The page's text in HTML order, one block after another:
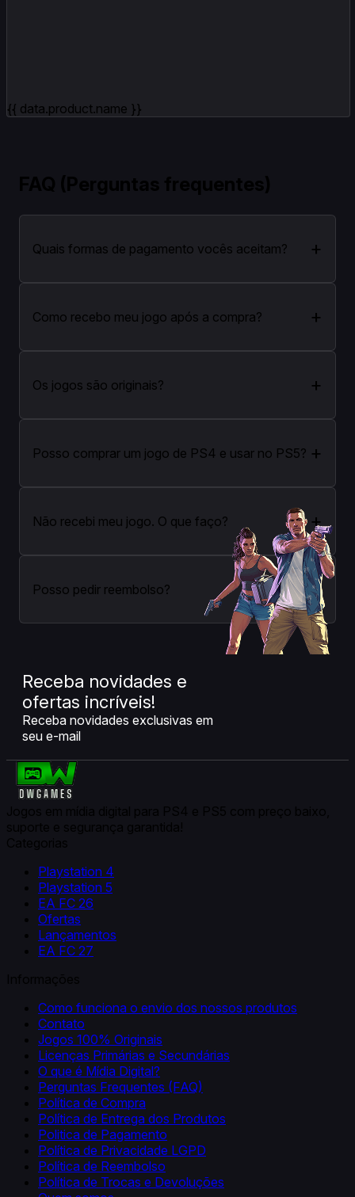
{{ data.product.name }}
Quais formas de pagamento vocês aceitam? +
Como recebo meu jogo após a compra? +
Os jogos são originais? +
Posso comprar um jogo de PS4 e usar no PS5? +
Não recebi meu jogo. O que faço? +
Posso pedir reembolso? +
Receba novidades e
ofertas incríveis!
Playstation 4
Playstation 5
EA FC 26
Ofertas
Lançamentos
EA FC 27
Como funciona o envio dos nossos produtos
Contato
Jogos 100% Originais
Licenças Primárias e Secundárias
O que é Mídia Digital?
Perguntas Frequentes (FAQ)
Política de Compra
Política de Entrega dos Produtos
Politica de Pagamento
Política de Privacidade LGPD
Política de Reembolso
Política de Trocas e Devoluções